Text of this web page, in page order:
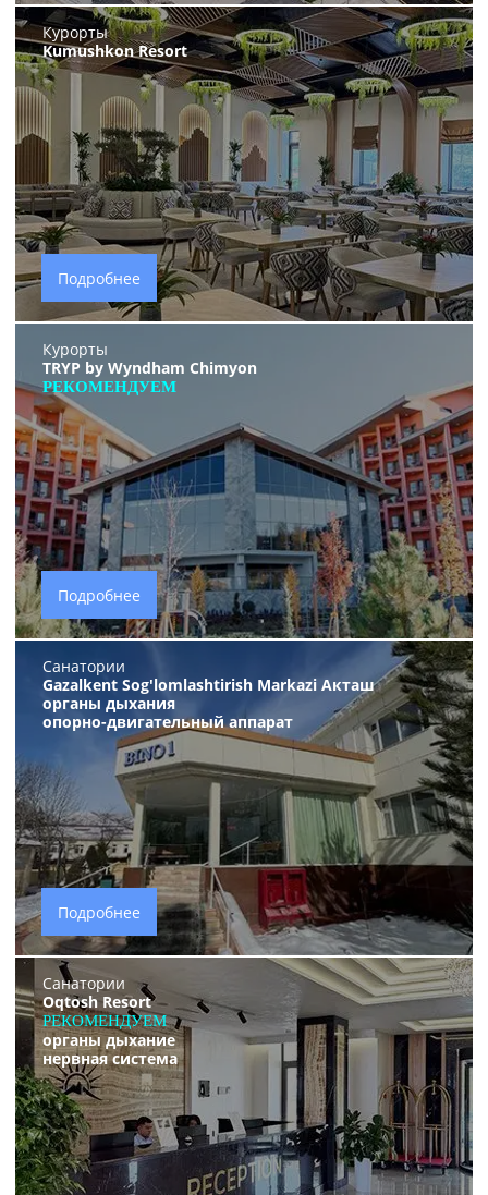
Курорты
Kumushkon Resort
Подробнее
Курорты
TRYP by Wyndham Chimyon
РЕКОМЕНДУЕМ
Подробнее
Санатории
Gazalkent Sog'lomlashtirish Markazi Акташ
органы дыхания
опорно-двигательный аппарат
Подробнее
Санатории
Oqtosh Resort
РЕКОМЕНДУЕМ
органы дыхание
нервная система